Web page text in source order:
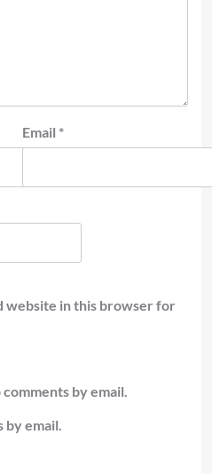
Email *
website in this browser for
by email.
by email.